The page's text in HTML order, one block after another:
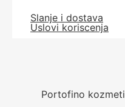
Slanje i dostava
Uslovi koriscenja
Portofino